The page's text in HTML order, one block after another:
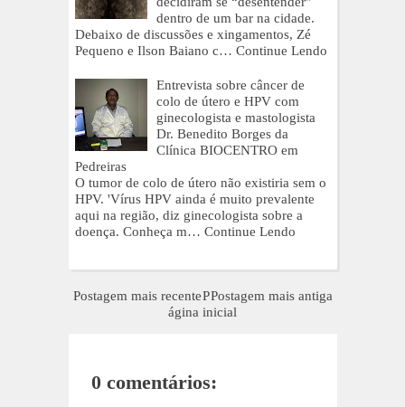
dentro de um bar na cidade.
Debaixo de discussões e xingamentos, Zé
Pequeno e Ilson Baiano c… Continue Lendo
Entrevista sobre câncer de
colo de útero e HPV com
ginecologista e mastologista
Dr. Benedito Borges da
Clínica BIOCENTRO em
Pedreiras
O tumor de colo de útero não existiria sem o
HPV. 'Vírus HPV ainda é muito prevalente
aqui na região, diz ginecologista sobre a
doença. Conheça m… Continue Lendo
Postagem mais recente Postagem mais antiga
P
ágina inicial
0 comentários: